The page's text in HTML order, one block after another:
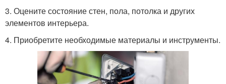
3. Оцените состояние стен, пола, потолка и других
элементов интерьера.
4. Приобретите необходимые материалы и инструменты.